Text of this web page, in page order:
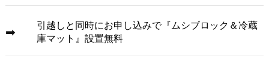
引越しと同時にお申し込みで『ムシブロック＆冷蔵
庫マット』設置無料